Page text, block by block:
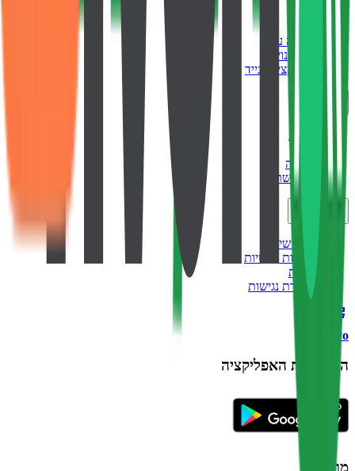
מוצר
איך זה עובד
כל החנויות
אפליקציה לנייד
אודות
תמיכה
צור קשר
תנאי שימוש
מדיניות פרטיות
עוגיות
הצהרת נגישות
backtivo
הורידו את האפליקציה
מוצר